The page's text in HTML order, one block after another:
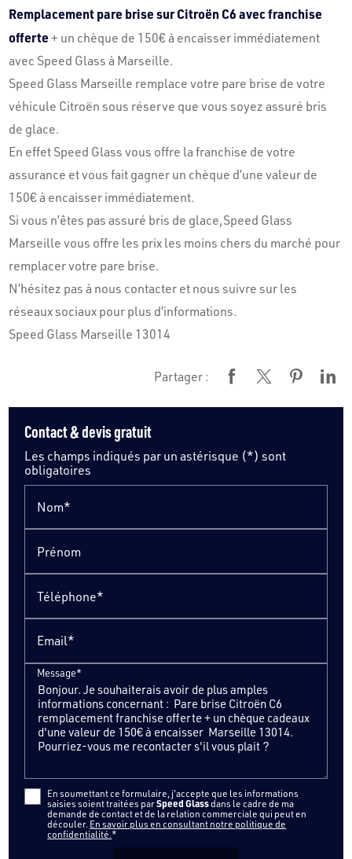
Remplacement pare brise sur Citroën C6 avec franchise
offerte + un chèque de 150€ à encaisser immédiatement
avec Speed Glass à Marseille.
Speed Glass Marseille remplace votre pare brise de votre
véhicule Citroën sous réserve que vous soyez assuré bris
de glace.
En effet Speed Glass vous offre la franchise de votre
assurance et vous fait gagner un chèque d’une valeur de
150€ à encaisser immédiatement.
Si vous n’êtes pas assuré bris de glace,Speed Glass
Marseille vous offre les prix les moins chers du marché pour
remplacer votre pare brise.
N’hésitez pas à nous contacter et nous suivre sur les
réseaux sociaux pour plus d’informations.
Speed Glass Marseille 13014
Partager :
Contact & devis gratuit
Les champs indiqués par un astérisque (*) sont
obligatoires
Nom*
Prénom
Téléphone*
Email*
Message*
En soumettant ce formulaire, j'accepte que les informations
saisies soient traitées parSpeed Glassdans le cadre de ma
demande de contact et de la relation commerciale qui peut en
découler. En savoir plus en consultant notre politique de
confidentialité.*